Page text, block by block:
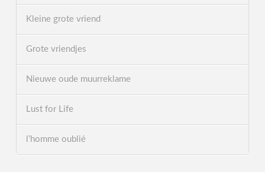
Kleine grote vriend
Grote vriendjes
Nieuwe oude muurreklame
Lust for Life
l’homme oublié